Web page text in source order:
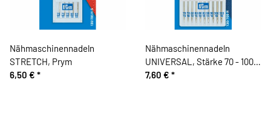
Nähmaschinennadeln
STRETCH, Prym
6,50 € *
Nähmaschinennadeln
UNIVERSAL, Stärke 70 - 100,
10 Stück, Prym
7,60 € *